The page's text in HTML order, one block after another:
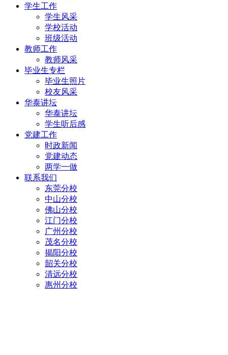
学生工作
学生风采
学校活动
班级活动
教师工作
教师风采
毕业生专栏
毕业生照片
校友风采
华泰讲坛
华泰讲坛
学生听后感
党建工作
时政新闻
党建动态
两学一做
联系我们
东莞分校
中山分校
佛山分校
江门分校
广州分校
茂名分校
揭阳分校
韶关分校
清远分校
惠州分校